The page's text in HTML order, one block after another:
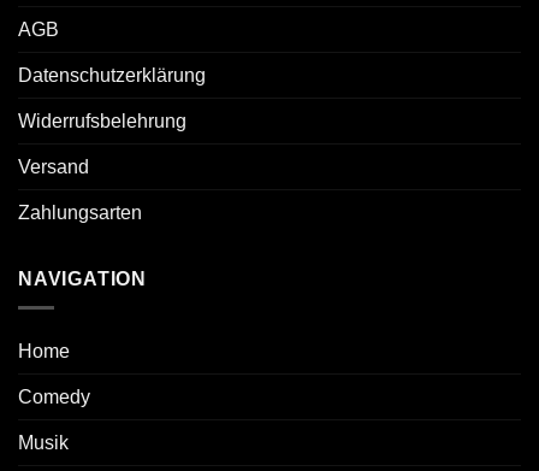
AGB
Datenschutzerklärung
Widerrufsbelehrung
Versand
Zahlungsarten
NAVIGATION
Home
Comedy
Musik